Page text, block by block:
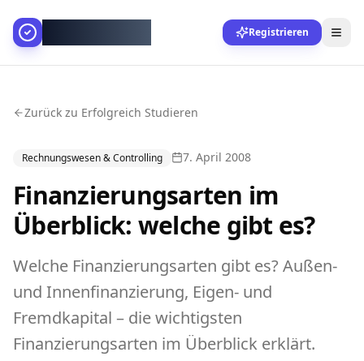
Registrieren
Zurück zu Erfolgreich Studieren
Rechnungswesen & Controlling 7. April 2008
Finanzierungsarten im
Überblick: welche gibt es?
Welche Finanzierungsarten gibt es? Außen-
und Innenfinanzierung, Eigen- und
Fremdkapital – die wichtigsten
Finanzierungsarten im Überblick erklärt.